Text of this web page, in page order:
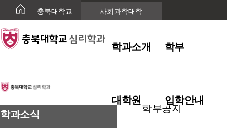
충북대학교 사회과학대학
학과소개 학부
대학원 입학안내
학과소식 학부공지